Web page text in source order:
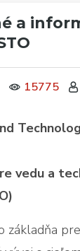
a
15775
vedu a
základňa